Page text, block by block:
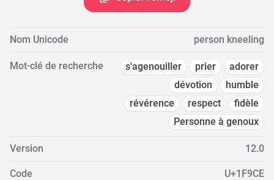
Nom Unicode person kneeling
Mot-clé de recherche s'agenouiller prier
adorer
dévotion
humble
révérence
respect
fidèle
Personne à genoux
Version 12.0
Code U+1F9CE